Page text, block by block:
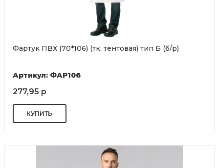
Фартук ПВХ (70*106) (тк. тентовая) тип Б (б/р)
Артикул: ФАР106
277,95 р